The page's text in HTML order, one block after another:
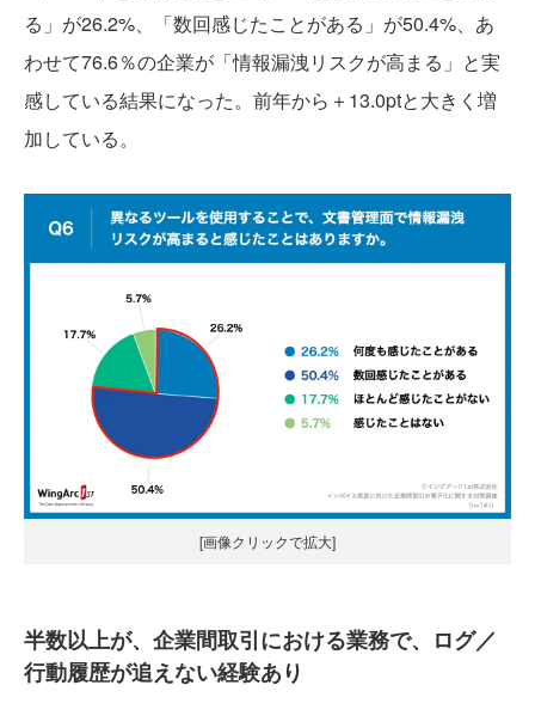
る」が26.2%、「数回感じたことがある」が50.4%、あ
わせて76.6％の企業が「情報漏洩リスクが高まる」と実
感している結果になった。前年から＋13.0ptと大きく増
加している。
[画像クリックで拡大]
半数以上が、企業間取引における業務で、ログ／
行動履歴が追えない経験あり